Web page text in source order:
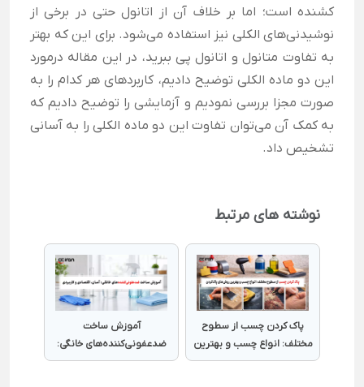
کشنده است؛ اما بر خلاف آن از اتانول حتی در برخی از
نوشیدنی‌های الکلی نیز استفاده می‌شود. برای این که بهتر
به تفاوت متانول و اتانول پی ببرید، در این مقاله درمورد
این دو ماده الکلی توضیح دادیم، کاربردهای هر کدام را به
صورت مجزا بررسی نمودیم و آزمایشی را توضیح دادیم که
به کمک آن می‌توان تفاوت این دو ماده الکلی را به آسانی
تشخیص داد.
نوشته های مرتبط
پاک کردن چسب از سطوح
مختلف: انواع چسب و بهترین
روش‌های پاک‌کردن
آموزش ساخت
ضدعفونی‌کننده‌های خانگی:
آسان، اقتصادی و کاربردی